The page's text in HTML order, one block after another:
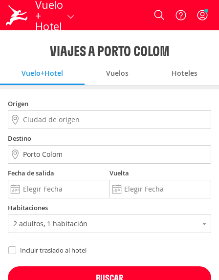
Vuelo
+
Hotel
Login
VIAJES A PORTO COLOM
Vuelo+Hotel Vuelos Hoteles
Origen
Destino
Fecha de salida Vuelta
Habitaciones
Incluir traslado al hotel